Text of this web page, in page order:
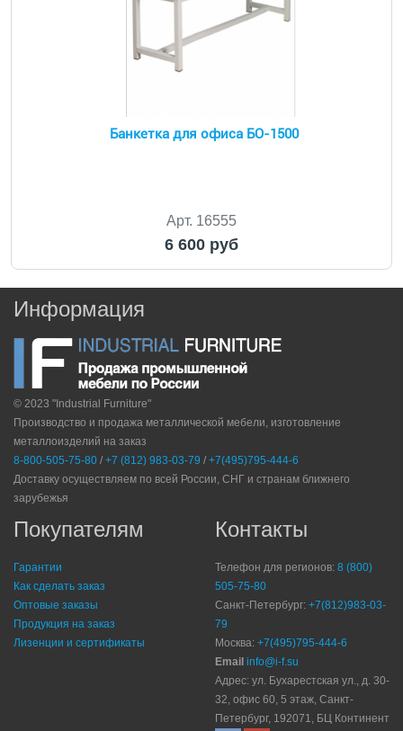
Банкетка для офиса БО-1500
Арт. 16555
6 600 руб
Информация
© 2023 "Industrial Furniture"
Производство и продажа металлической мебели, изготовление
металлоизделий на заказ
8-800-505-75-80 / +7 (812) 983-03-79 / +7(495)795-444-6
Доставку осуществляем по всей России, СНГ и странам ближнего
зарубежья
Покупателям
Гарантии
Как сделать заказ
Оптовые заказы
Продукция на заказ
Лизенции и сертификаты
Контакты
Телефон для регионов: 8 (800)
505-75-80
Санкт-Петербург: +7(812)983-03-
79
Москва: +7(495)795-444-6
Email info@i-f.su
Адрес: ул. Бухарестская ул., д. 30-
32, офис 60, 5 этаж, Санкт-
Петербург, 192071, БЦ Континент